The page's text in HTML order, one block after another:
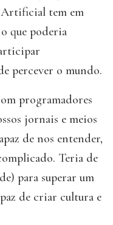
tem em
que poderia
percever o mundo.
programadores
jornais e meios
de nos entender,
Teria de
para superar um
de criar cultura e